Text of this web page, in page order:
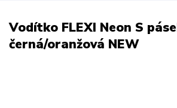
Vodítko FLEXI Neon S
černá/oranžová NEW